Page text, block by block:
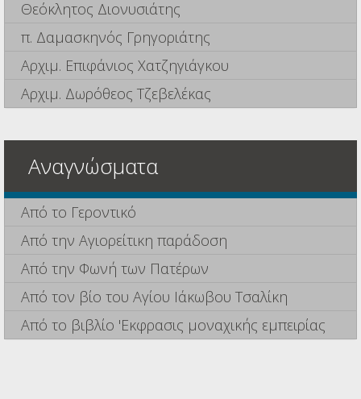
Θεόκλητος Διονυσιάτης
π. Δαμασκηνός Γρηγοριάτης
Αρχιμ. Επιφάνιος Χατζηγιάγκου
Αρχιμ. Δωρόθεος Τζεβελέκας
Αναγνώσματα
Από το Γεροντικό
Από την Αγιορείτικη παράδοση
Από την Φωνή των Πατέρων
Από τον βίο του Αγίου Ιάκωβου Τσαλίκη
Από το βιβλίο 'Εκφρασις μοναχικής εμπειρίας